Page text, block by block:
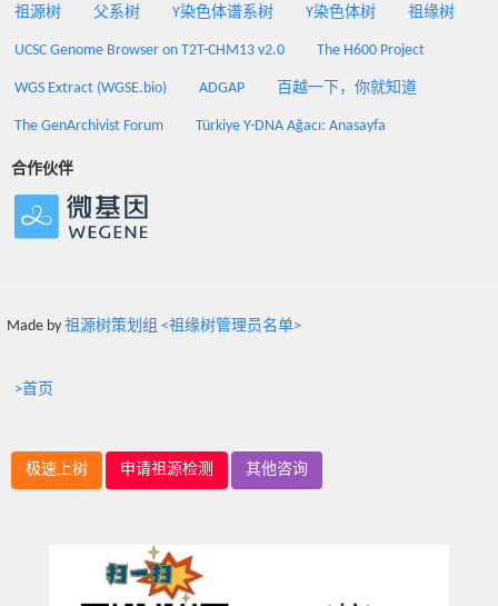
祖源树 父系树 Y染色体谱系树 Y染色体树 祖缘树
UCSC Genome Browser on T2T-CHM13 v2.0 The H600 Project
WGS Extract (WGSE.bio) ADGAP 百越一下，你就知道
The GenArchivist Forum Türkiye Y-DNA Ağacı: Anasayfa
合作伙伴
Made by 祖源树策划组 <祖缘树管理员名单>
>首页
极速上树 申请祖源检测 其他咨询